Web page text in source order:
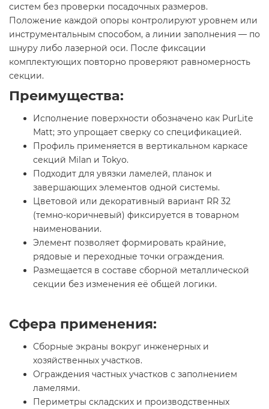
систем без проверки посадочных размеров.
Положение каждой опоры контролируют уровнем или
инструментальным способом, а линии заполнения — по
шнуру либо лазерной оси. После фиксации
комплектующих повторно проверяют равномерность
секции.
Преимущества:
Исполнение поверхности обозначено как PurLite
Мatt; это упрощает сверку со спецификацией.
Профиль применяется в вертикальном каркасе
секций Milan и Tokyo.
Подходит для увязки ламелей, планок и
завершающих элементов одной системы.
Цветовой или декоративный вариант RR 32
(темно-коричневый) фиксируется в товарном
наименовании.
Элемент позволяет формировать крайние,
рядовые и переходные точки ограждения.
Размещается в составе сборной металлической
секции без изменения её общей логики.
Сфера применения:
Сборные экраны вокруг инженерных и
хозяйственных участков.
Ограждения частных участков с заполнением
ламелями.
Периметры складских и производственных